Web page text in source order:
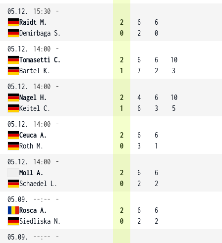
05.12.
15:30
-
Raidt M.
Demirbaga S.
2
0
6
2
6
0
05.12.
14:00
-
Tomasetti C.
Bartel K.
2
1
6
7
6
2
10
3
05.12.
14:00
-
Nagel H.
Keitel C.
2
1
4
6
6
3
10
5
05.12.
14:00
-
Ceuca A.
Roth M.
2
0
6
3
6
1
05.12.
14:00
-
Moll A.
Schaedel L.
2
0
6
2
6
2
05.09.
--:--
-
Rosca A.
Siedliska N.
2
0
6
2
6
2
05.09.
--:--
-